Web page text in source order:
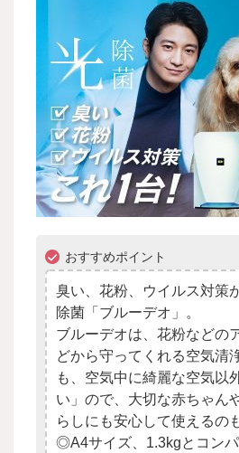
おすすめポイント
臭い、花粉、ウイルス対策
除菌「ブルーデオ」。
ブルーデオは、花粉などの
どから守ってくれる空気清
も、空気中に綺麗な空気以
い」ので、大切な赤ちゃん
らしにも安心して使えるの
◎A4サイズ、1.3kgとコン